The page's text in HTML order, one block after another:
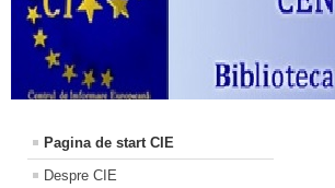
Pagina de start CIE
Despre CIE